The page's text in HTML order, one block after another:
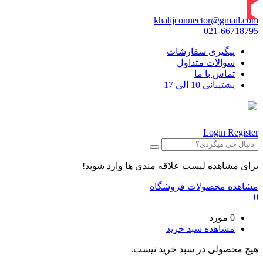
khalijconnector@gmail.com
021-66718795
پیگیری سفارشات
سوالات متداول
تماس با ما
پشتیبانی 10 الی 17
Login Register
برای مشاهده لیست علاقه مندی ها وارد شوید!
مشاهده محصولات فروشگاه
0
0 مورد
مشاهده سبد خرید
هیچ محصولی در سبد خرید نیست.